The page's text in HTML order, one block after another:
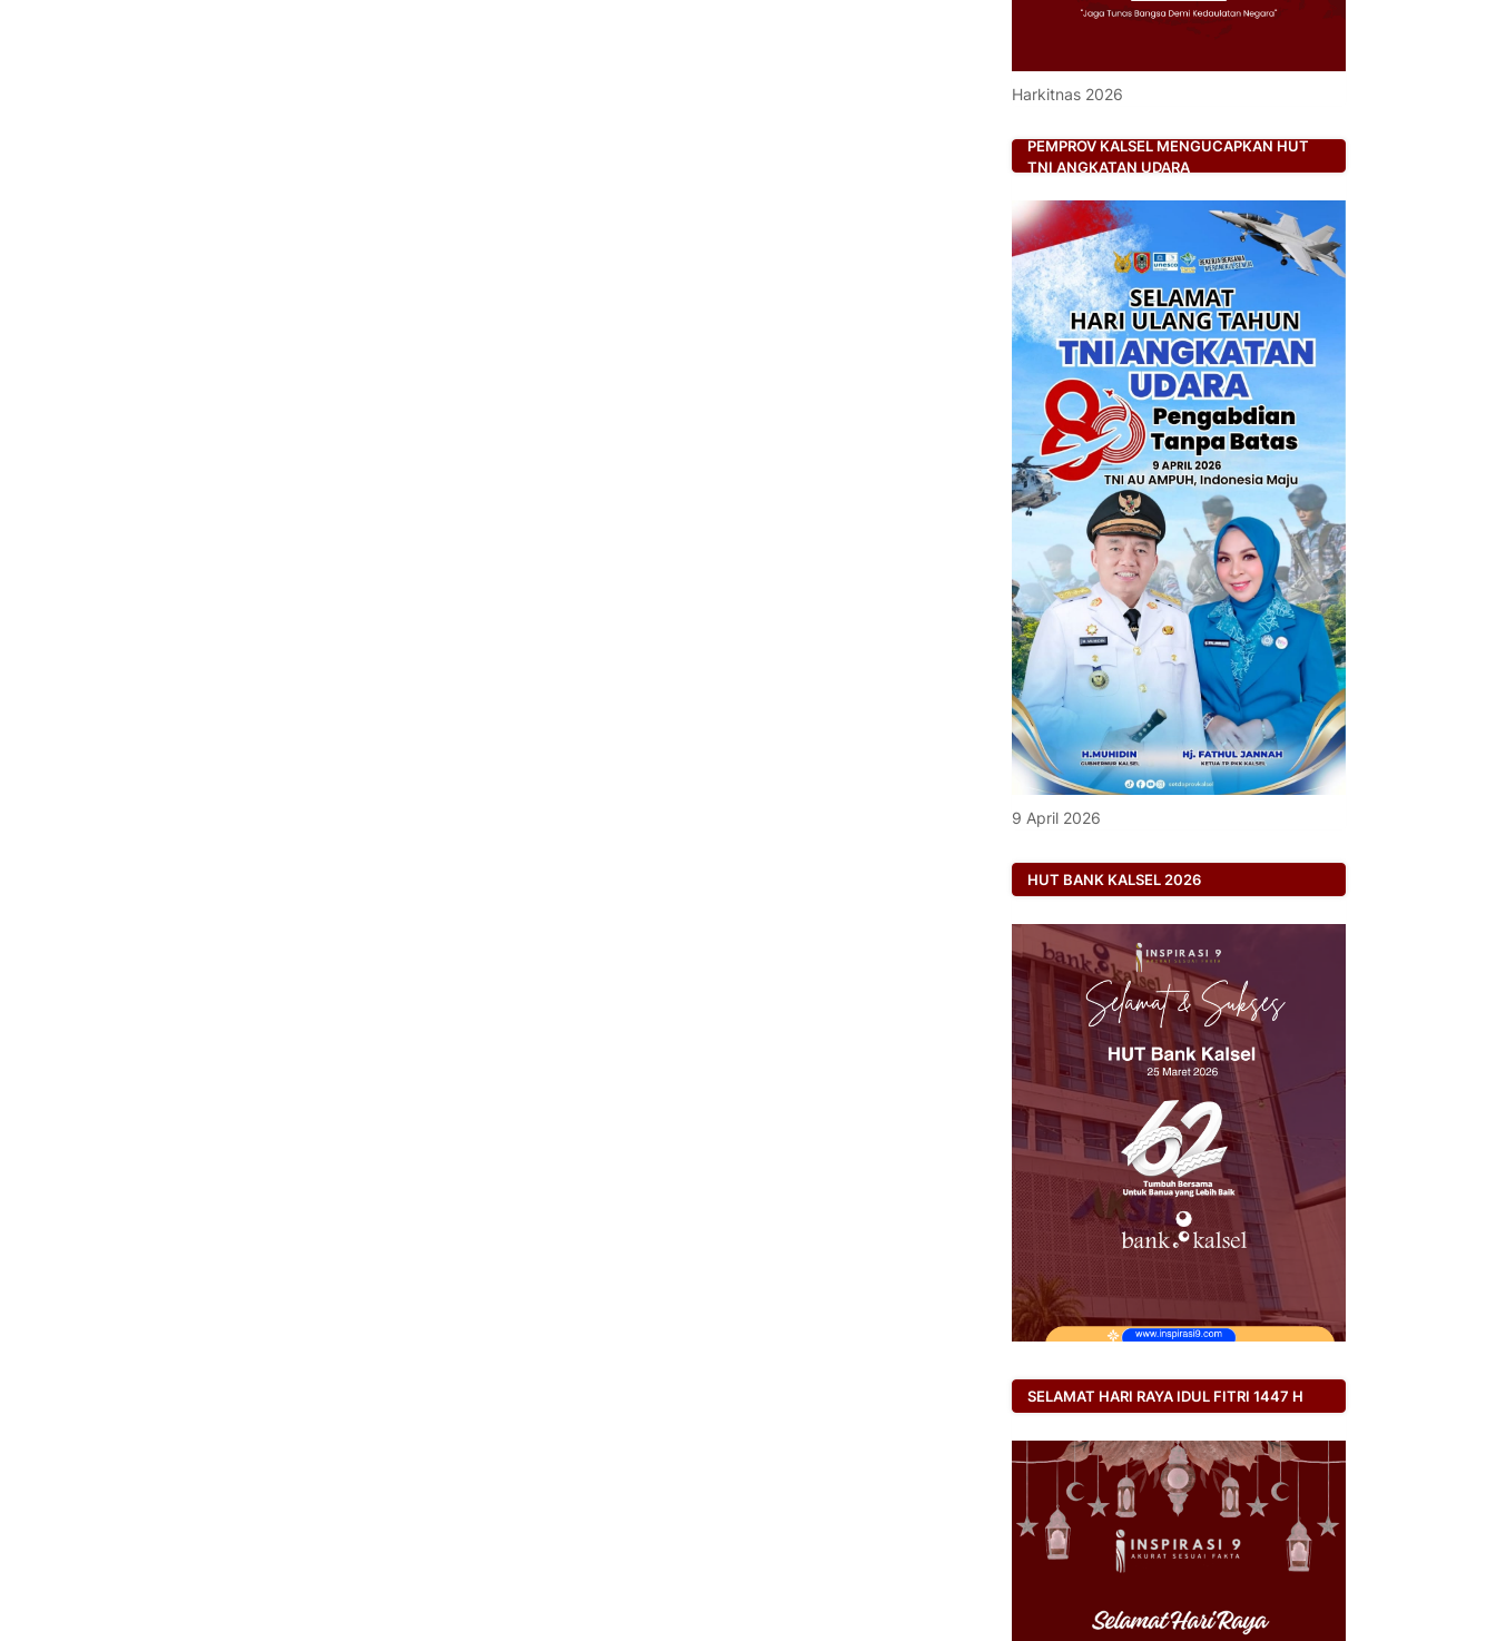
Harkitnas 2026
PEMPROV KALSEL MENGUCAPKAN HUT
TNI ANGKATAN UDARA
9 April 2026
HUT BANK KALSEL 2026
SELAMAT HARI RAYA IDUL FITRI 1447 H